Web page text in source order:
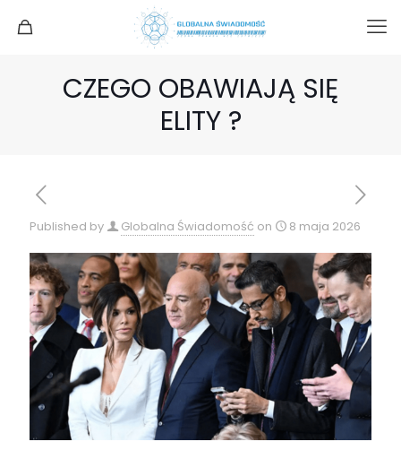
CZEGO OBAWIAJĄ SIĘ
ELITY ?
Published by Globalna Świadomość on 8 maja 2026